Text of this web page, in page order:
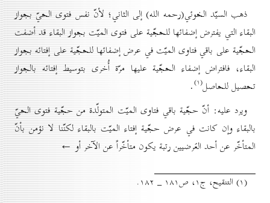
ذهب السيّد الخوئي(رحمه الله) إلى الثاني؛ لأنّ نفس فتوى الحيّ بجواز
البقاء التي يفترض إضفائها للحجّية على فتوى الميّت بجواز البقاء قد أضفت
الحجّية على باقي فتاوى الميّت في عرض إضفائها للحجّية على إفتائه بجواز
البقاء، فافتراض إضفاء الحجّية عليها مرّة أُخرى بتوسيط إفتائه بالجواز
تحصيل للحاصل(۱) .
ويرد عليه: أنّ حجّية باقي فتاوى الميّت المتولّدة من حجّية فتوى الحيّ
بالبقاء وإن كانت في عرض حجّية إفتاء الميّت بالبقاء لكنّنا لا نؤمن بأنّ
المتأخّر عن أحد العَرضيين رتبة يكون متأخّراً عن الآخر أو ←
(۱) التنقيح، ج۱، ص۱۸۱ _ ۱۸۲.